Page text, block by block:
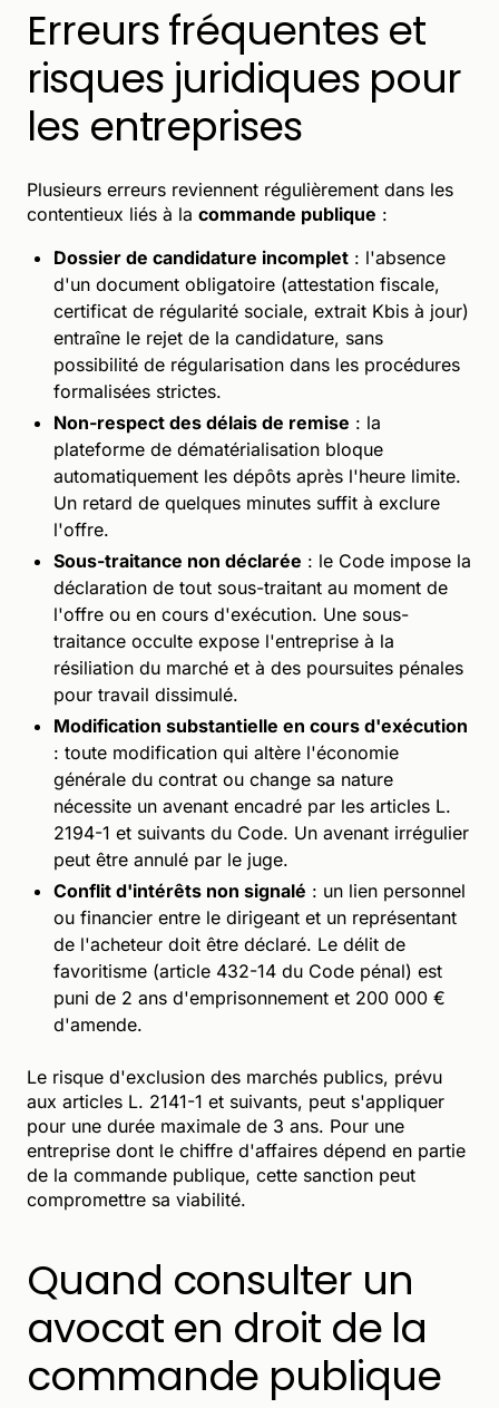
Erreurs fréquentes et
risques juridiques pour
les entreprises
Plusieurs erreurs reviennent régulièrement dans les
contentieux liés à la commande publique :
Dossier de candidature incomplet : l'absence
d'un document obligatoire (attestation fiscale,
certificat de régularité sociale, extrait Kbis à jour)
entraîne le rejet de la candidature, sans
possibilité de régularisation dans les procédures
formalisées strictes.
Non-respect des délais de remise : la
plateforme de dématérialisation bloque
automatiquement les dépôts après l'heure limite.
Un retard de quelques minutes suffit à exclure
l'offre.
Sous-traitance non déclarée : le Code impose la
déclaration de tout sous-traitant au moment de
l'offre ou en cours d'exécution. Une sous-
traitance occulte expose l'entreprise à la
résiliation du marché et à des poursuites pénales
pour travail dissimulé.
Modification substantielle en cours d'exécution
: toute modification qui altère l'économie
générale du contrat ou change sa nature
nécessite un avenant encadré par les articles L.
2194-1 et suivants du Code. Un avenant irrégulier
peut être annulé par le juge.
Conflit d'intérêts non signalé : un lien personnel
ou financier entre le dirigeant et un représentant
de l'acheteur doit être déclaré. Le délit de
favoritisme (article 432-14 du Code pénal) est
puni de 2 ans d'emprisonnement et 200 000 €
d'amende.
Le risque d'exclusion des marchés publics, prévu
aux articles L. 2141-1 et suivants, peut s'appliquer
pour une durée maximale de 3 ans. Pour une
entreprise dont le chiffre d'affaires dépend en partie
de la commande publique, cette sanction peut
compromettre sa viabilité.
Quand consulter un
avocat en droit de la
commande publique